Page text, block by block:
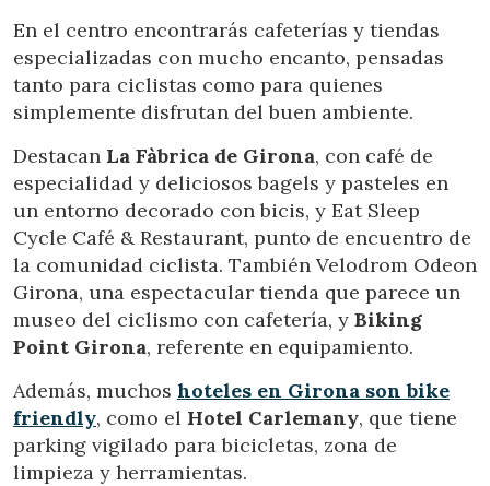
En el centro encontrarás cafeterías y tiendas
especializadas con mucho encanto, pensadas
tanto para ciclistas como para quienes
simplemente disfrutan del buen ambiente.
Destacan La Fàbrica de Girona, con café de
especialidad y deliciosos bagels y pasteles en
un entorno decorado con bicis, y Eat Sleep
Cycle Café & Restaurant, punto de encuentro de
la comunidad ciclista. También Velodrom Odeon
Girona, una espectacular tienda que parece un
museo del ciclismo con cafetería, y Biking
Point Girona, referente en equipamiento.
Además, muchos hoteles en Girona son bike
friendly, como el Hotel Carlemany, que tiene
parking vigilado para bicicletas, zona de
limpieza y herramientas.